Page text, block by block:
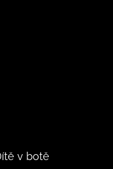
v botě